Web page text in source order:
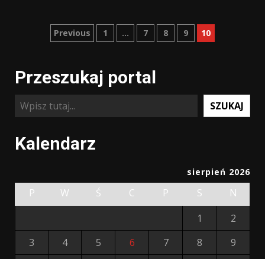
Nawigacja
wpisach
Previous 1 … 7 8 9 10
Przeszukaj portal
Szukaj SZUKAJ
Kalendarz
sierpień 2026
P W Ś C P S
N
1
2
3
4 5 6 7 8 9